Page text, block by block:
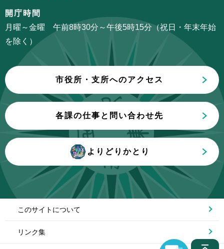
こ
こ
ま
開庁時間
月曜～金曜 午前8時30分～午後5時15分（祝日・年末年始
を除く）
市役所・支所へのアクセス
各課の仕事と問い合わせ先
よりどりかとり
このサイトについて
リンク集